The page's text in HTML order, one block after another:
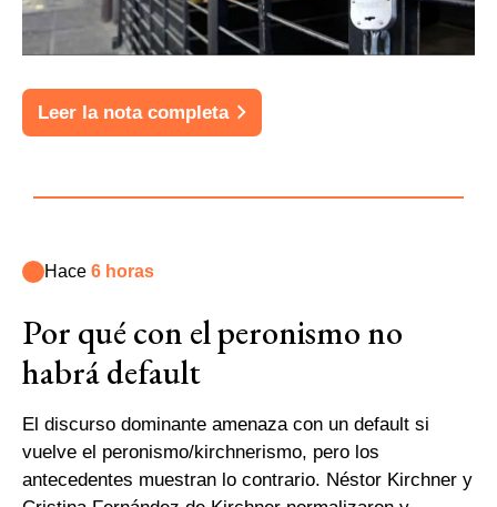
Leer la nota completa
Hace 6 horas
Por qué con el peronismo no
habrá default
El discurso dominante amenaza con un default si
vuelve el peronismo/kirchnerismo, pero los
antecedentes muestran lo contrario. Néstor Kirchner y